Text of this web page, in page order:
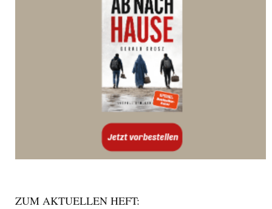
ZUM AKTUELLEN HEFT: